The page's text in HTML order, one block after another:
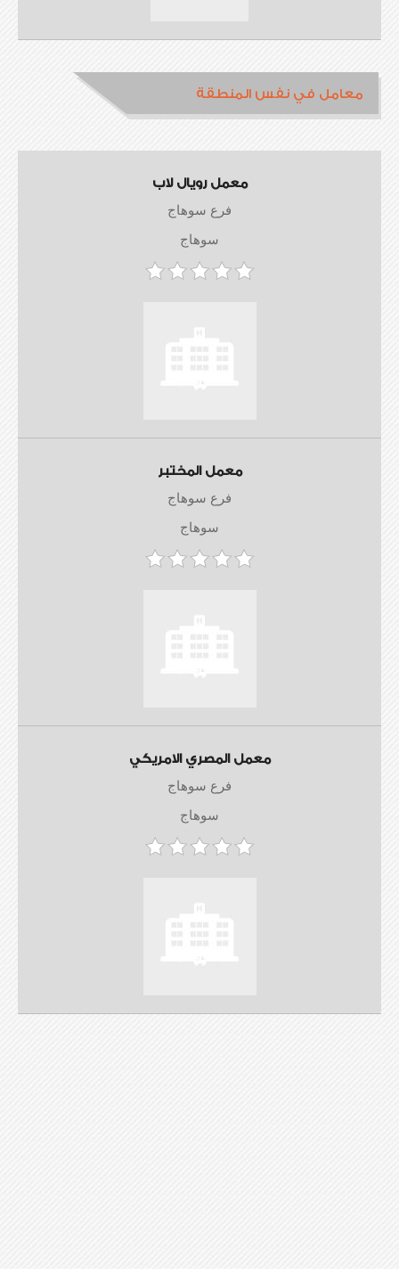
معامل في نفس المنطقة
معمل رويال لاب
فرع سوهاج
سوهاج
معمل المختبر
فرع سوهاج
سوهاج
معمل المصري الامريكي
فرع سوهاج
سوهاج